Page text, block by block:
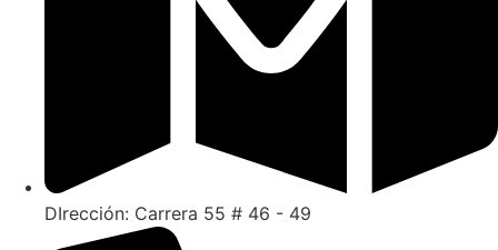
DIrección: Carrera 55 # 46 - 49